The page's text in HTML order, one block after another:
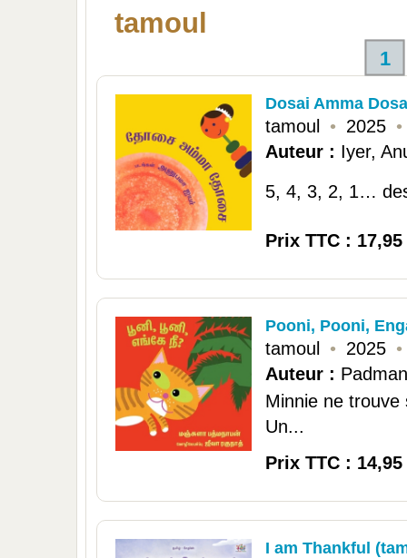
tamoul
1
Dosai Amma
tamoul • 2025 •
Auteur : Iyer,
5, 4, 3, 2, 1…
Prix TTC : 17,95
Pooni, Pooni,
tamoul • 2025 •
Auteur :
Minnie ne
Un...
Prix TTC : 14,95
I am Thankful